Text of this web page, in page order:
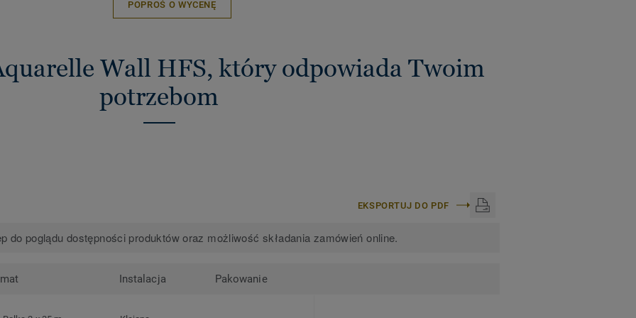
POPROŚ O WYCENĘ
Wall HFS, który odpowiada Twoim
potrzebom
EKSPORTUJ DO PDF
do poglądu dostępności produktów oraz możliwość składania zamówień online.
Instalacja Pakowanie